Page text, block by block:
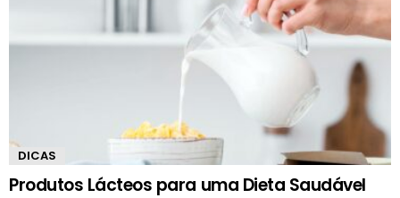
DICAS
Produtos Lácteos para uma Dieta Saudável